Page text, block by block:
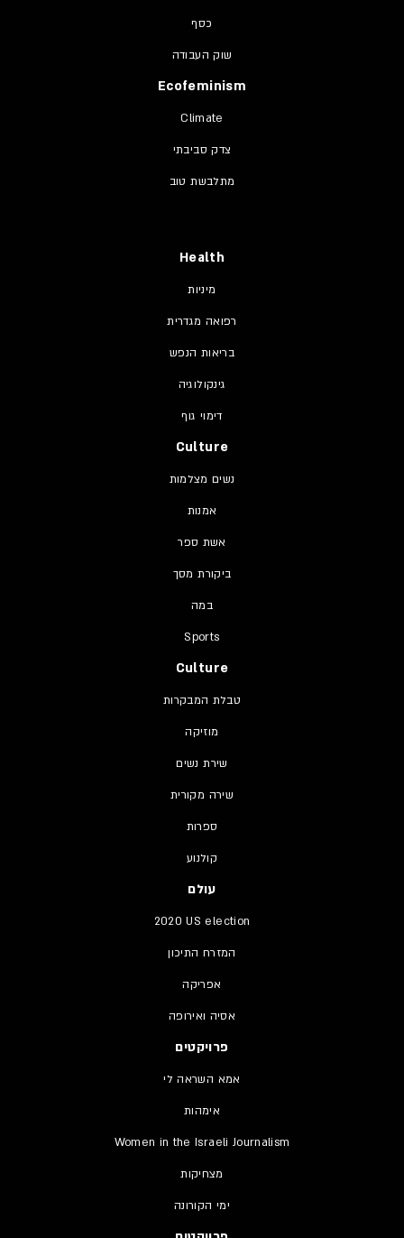
כסף
שוק העבודה
Ecofeminism
Climate
צדק סביבתי
מתלבשת טוב
Health
מיניות
רפואה מגדרית
בריאות הנפש
גינקולוגיה
דימוי גוף
Culture
נשים מצלמות
אמנות
אשת ספר
ביקורת מסך
במה
Sports
Culture
טבלת המבקרות
מוזיקה
שירת נשים
שירה מקורית
ספרות
קולנוע
עולם
2020 US election
המזרח התיכון
אפריקה
אסיה ואירופה
פרויקטים
אמא השראה לי
אימהות
Women in the Israeli Journalism
מצחיקות
ימי הקורונה